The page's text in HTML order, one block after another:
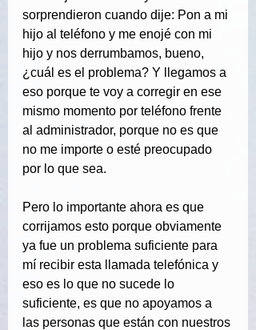
sorprendieron cuando dije: Pon a mi
hijo al teléfono y me enojé con mi
hijo y nos derrumbamos, bueno,
¿cuál es el problema? Y llegamos a
eso porque te voy a corregir en ese
mismo momento por teléfono frente
al administrador, porque no es que
no me importe o esté preocupado
por lo que sea.
Pero lo importante ahora es que
corrijamos esto porque obviamente
ya fue un problema suficiente para
mí recibir esta llamada telefónica y
eso es lo que no sucede lo
suficiente, es que no apoyamos a
las personas que están con nuestros